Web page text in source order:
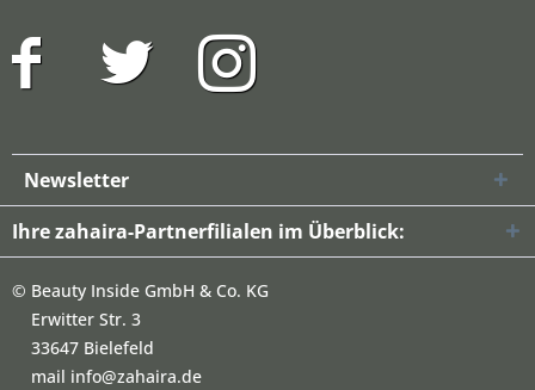
Newsletter
Ihre zahaira-Partnerfilialen im Überblick:
© Beauty Inside GmbH & Co. KG
Erwitter Str. 3
33647 Bielefeld
mail info@zahaira.de